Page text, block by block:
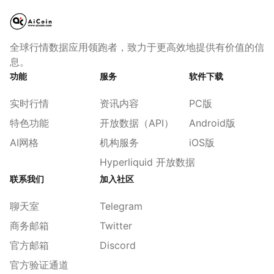
全球行情数据应用领跑者，致力于更高效地提供有价值的信
息。
功能
实时行情
特色功能
AI网格
服务
资讯内容
开放数据（API）
机构服务
Hyperliquid 开放数据
软件下载
PC版
Android版
iOS版
联系我们
聊天室
商务邮箱
官方邮箱
官方验证通道
加入社区
Telegram
Twitter
Discord